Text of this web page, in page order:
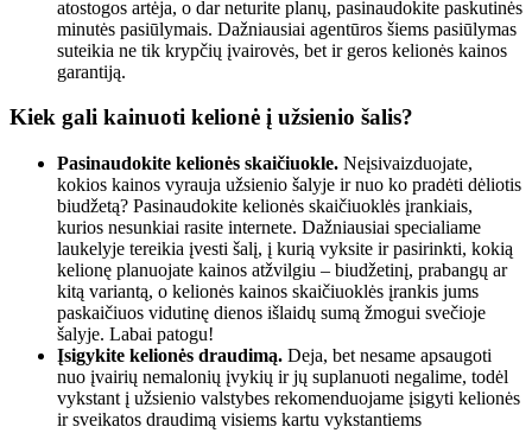
atostogos artėja, o dar neturite planų, pasinaudokite paskutinės
minutės pasiūlymais. Dažniausiai agentūros šiems pasiūlymas
suteikia ne tik krypčių įvairovės, bet ir geros kelionės kainos
garantiją.
Kiek gali kainuoti kelionė į užsienio šalis?
Pasinaudokite kelionės skaičiuokle. Neįsivaizduojate,
kokios kainos vyrauja užsienio šalyje ir nuo ko pradėti dėliotis
biudžetą? Pasinaudokite kelionės skaičiuoklės įrankiais,
kurios nesunkiai rasite internete. Dažniausiai specialiame
laukelyje tereikia įvesti šalį, į kurią vyksite ir pasirinkti, kokią
kelionę planuojate kainos atžvilgiu – biudžetinį, prabangų ar
kitą variantą, o kelionės kainos skaičiuoklės įrankis jums
paskaičiuos vidutinę dienos išlaidų sumą žmogui svečioje
šalyje. Labai patogu!
Įsigykite kelionės draudimą. Deja, bet nesame apsaugoti
nuo įvairių nemalonių įvykių ir jų suplanuoti negalime, todėl
vykstant į užsienio valstybes rekomenduojame įsigyti kelionės
ir sveikatos draudimą visiems kartu vykstantiems